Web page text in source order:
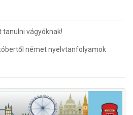
tanulni vágyóknak!
német nyelvtanfolyamok